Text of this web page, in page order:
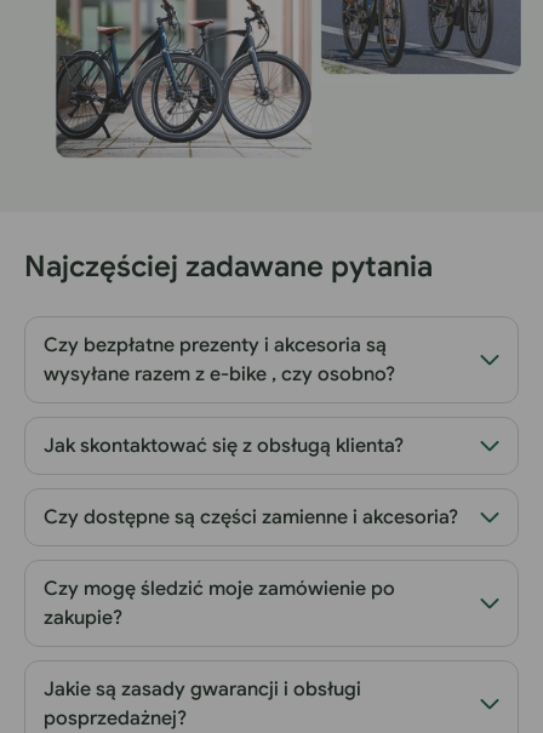
Najczęściej zadawane pytania
Czy bezpłatne prezenty i akcesoria są
wysyłane razem z e-bike , czy osobno?
Jak skontaktować się z obsługą klienta?
Czy dostępne są części zamienne i akcesoria?
Czy mogę śledzić moje zamówienie po
zakupie?
Jakie są zasady gwarancji i obsługi
posprzedażnej?